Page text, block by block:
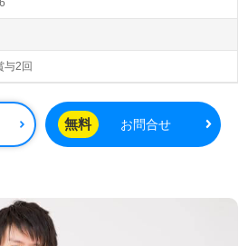
及び、全国各地で有料老人ホーム
護、グループホームなどを展開。
quality of life?人生最良のひとと
に寄り添い、その人生を豊かにす
への情熱と笑顔が必要です。看護助
ちの方には、特に歓迎いたしま
を図ることが可能です。
お役に立ちたい』『資格や経験を最
与2回
無料 お問合せ